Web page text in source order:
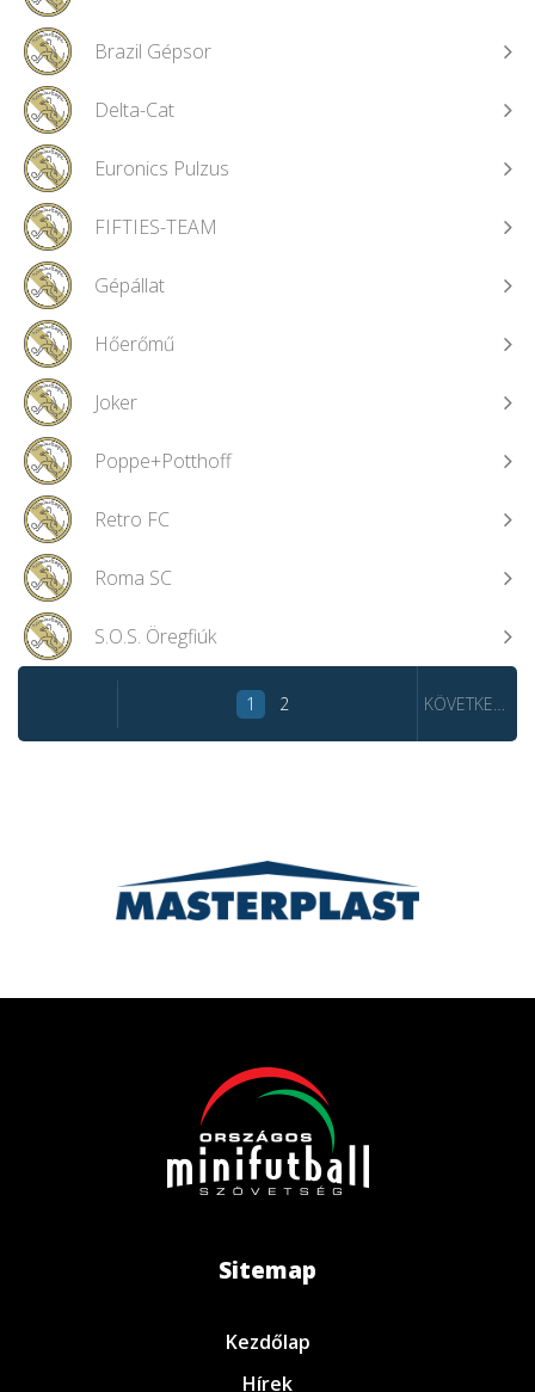
Brazil Gépsor
Delta-Cat
Euronics Pulzus
FIFTIES-TEAM
Gépállat
Hőerőmű
Joker
Poppe+Potthoff
Retro FC
Roma SC
S.O.S. Öregfiúk
1 2 KÖVETKEZŐ
Sitemap
Kezdőlap
Hírek